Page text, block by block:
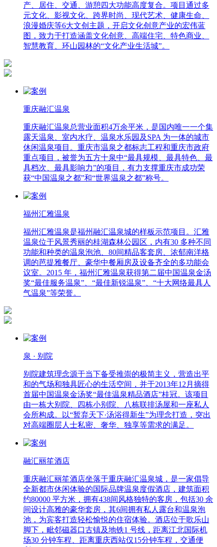
产、居住、交通、游憩四大功能高度复合。项目通过多
元文化、影视文化、跨界时尚、现代艺术、健康生命、
浪漫婚庆等6大文创主题，开启文化创意产业的宏伟蓝
图，致力于打造涵盖文化创意、高端住宅、特色商业、
智慧教育、环山园林的“文化产业生活城”。
重庆融汇温泉
重庆融汇温泉总营业面积4万余平米，是国内唯一一个集
露天温泉、室内水疗、温泉水乐园及SPA 为一体的城市
休闲温泉项目。重庆市温泉之都标志工程和重庆市政府
重点项目，被誉为五方十泉中“最具规模、最具特色、最
具档次、最具影响力”的项目，有力支撑重庆市成功荣
获“中国温泉之都”和“世界温泉之都”称号。
福州汇雅温泉
福州汇雅温泉是福州融汇温泉城的样板示范项目。汇雅
温泉位于风景秀丽的桂湖森林公园区，内有30 多种不同
功能和种类的温泉泡池、80间精品客套房、浓郁南洋格
调的芭提雅餐厅、豪华中餐厢房及设备齐全的多功能会
议室。2015 年，福州汇雅温泉获得第二届中国温泉金汤
奖“最佳服务温泉”、“最佳新锐温泉”、“十大网络最具人
气温泉”等荣誉。
泉 · 别院
别院建筑理念源于当下备受推崇的极简主义，营造出平
和的气场和独具匠心的生活空间，并于2013年12月摘得
首届中国温泉金汤奖“最佳温泉精品酒店”桂冠。该项目
由一栋大别院、四栋小别院、八栋联排汤屋和一座私人
会所构成。以“暂弃天下·汤浴得新生”为理念打造，突出
对高端圈层人士私密、奢华、独享等需求的满足。
融汇丽笙酒店
重庆融汇丽笙酒店坐落于重庆融汇温泉城，是一家倡导
全新都市休闲体验的国际品牌温泉度假酒店，建筑面积
约80000 平方米，拥有438间风格独特的客房，包括30 余
间设计高雅的豪华套房，其6间拥有私人露台和温泉泡
池，为宾客打造轻松愉悦的住宿体验。酒店位于歌乐山
脚下，毗邻磁器口古镇及地铁1 号线，距离江北国际机
场30 分钟车程、距离重庆西站仅15分钟车程，交通便